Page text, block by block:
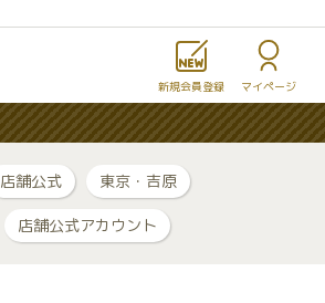
新規会員登録 マイページ
店舗公式 東京・吉原
店舗公式アカウント